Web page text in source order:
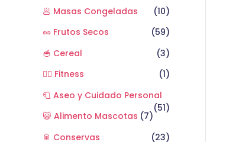
🥟 Masas Congeladas
(10)
🥜 Frutos Secos
(59)
🥣 Cereal
(3)
🏋️‍♂️ Fitness
(1)
🧻 Aseo y Cuidado Personal
(51)
😺 Alimento Mascotas (7)
🥫 Conservas
(23)